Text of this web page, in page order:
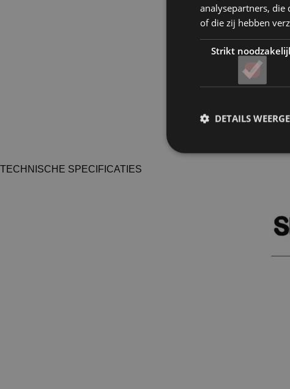
TECHNISCHE SPECIFICATIES
analysepartners, die
of die zij hebben
Strikt
DETAILS